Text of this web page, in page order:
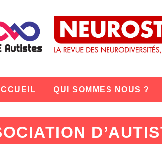
QUI SOMMES NOUS ?